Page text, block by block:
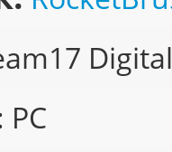
PC